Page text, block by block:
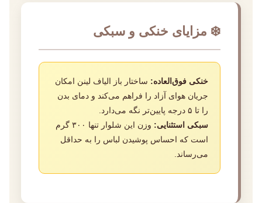
❄️ مزایای خنکی و سبکی
خنکی فوق‌العاده: ساختار باز الیاف لینن امکان
جریان هوای آزاد را فراهم می‌کند و دمای بدن
را تا ۵ درجه پایین‌تر نگه می‌دارد.
سبکی استثنایی:
وزن این شلوار تنها ۳۰۰ گرم
است که احساس پوشیدن لباس را به حداقل
می‌رساند.